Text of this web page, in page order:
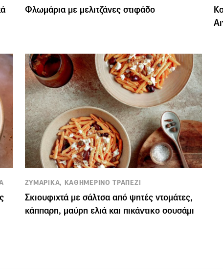
Φλωμάρια με μελιτζάνες στιφάδο
ΖΥΜΑΡΙΚΑ, ΚΑΘΗΜΕΡΙΝΟ ΤΡΑΠΕΖΙ
Σκιουφιχτά με σάλτσα από ψητές ντομάτες,
κάππαρη, μαύρη ελιά και πικάντικο σουσάμι